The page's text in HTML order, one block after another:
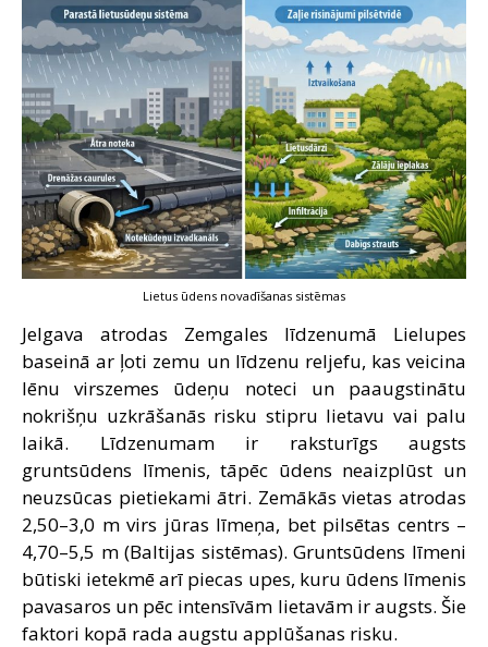
Lietus ūdens novadīšanas sistēmas
Jelgava atrodas Zemgales līdzenumā Lielupes
baseinā ar ļoti zemu un līdzenu reljefu, kas veicina
lēnu virszemes ūdeņu noteci un paaugstinātu
nokrišņu uzkrāšanās risku stipru lietavu vai palu
laikā. Līdzenumam ir raksturīgs augsts
gruntsūdens līmenis, tāpēc ūdens neaizplūst un
neuzsūcas pietiekami ātri. Zemākās vietas atrodas
2,50–3,0 m virs jūras līmeņa, bet pilsētas centrs –
4,70–5,5 m (Baltijas sistēmas). Gruntsūdens līmeni
būtiski ietekmē arī piecas upes, kuru ūdens līmenis
pavasaros un pēc intensīvām lietavām ir augsts. Šie
faktori kopā rada augstu applūšanas risku.